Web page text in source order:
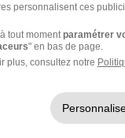
Solutions
personnalisent ces
tout moment paramétrer
" en bas de page.
plus, consultez notre